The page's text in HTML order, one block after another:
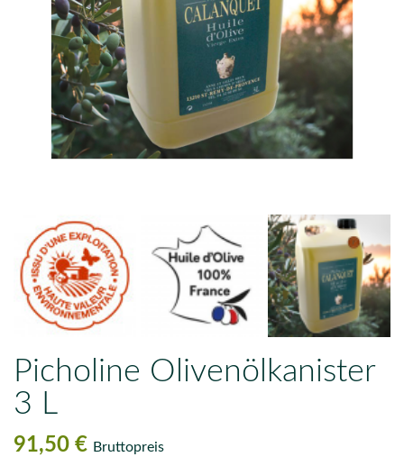
Picholine Olivenölkanister
3 L
91,50 € Bruttopreis